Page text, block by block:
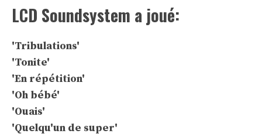
LCD Soundsystem a joué:
'Tribulations'
'Tonite'
'En répétition'
'Oh bébé'
'Ouais'
'Quelqu'un de super'